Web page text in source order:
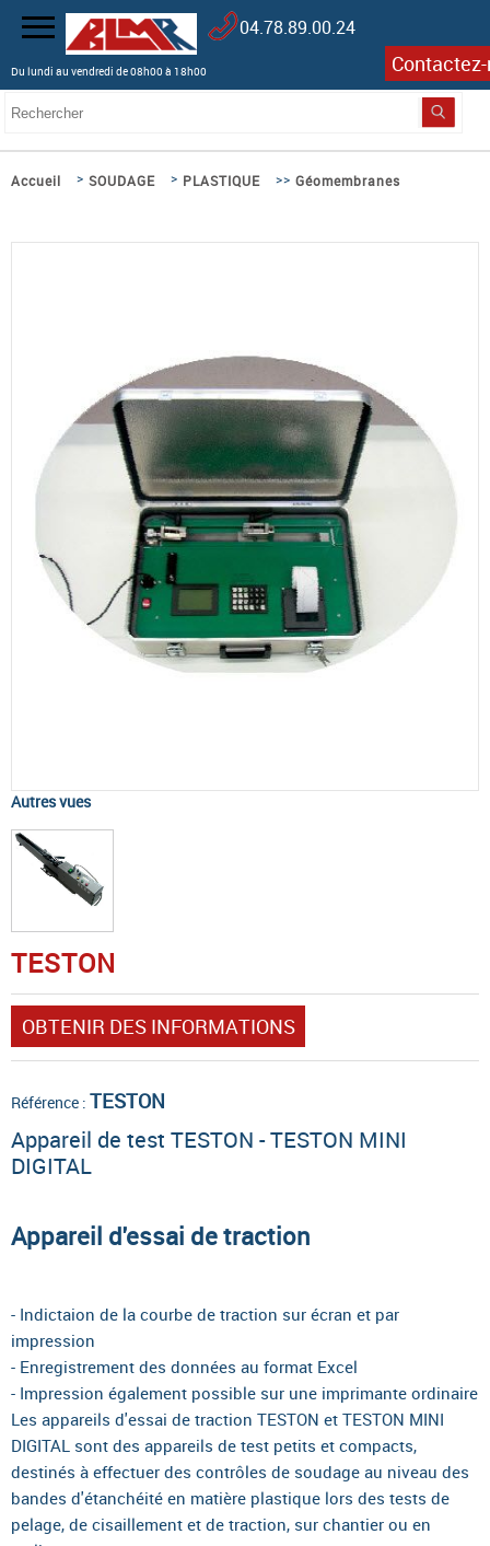
04.78.89.00.24
Du lundi au vendredi de 08h00 à 18h00
Accueil > SOUDAGE > PLASTIQUE >> Géomembranes
Autres vues
TESTON
OBTENIR DES INFORMATIONS
Référence : TESTON
Appareil de test TESTON - TESTON MINI
DIGITAL
Appareil d'essai de traction
- Indictaion de la courbe de traction sur écran et par
impression
- Enregistrement des données au format Excel
- Impression également possible sur une imprimante ordinaire
Les appareils d'essai de traction TESTON et TESTON MINI
DIGITAL sont des appareils de test petits et compacts,
destinés à effectuer des contrôles de soudage au niveau des
bandes d'étanchéité en matière plastique lors des tests de
pelage, de cisaillement et de traction, sur chantier ou en